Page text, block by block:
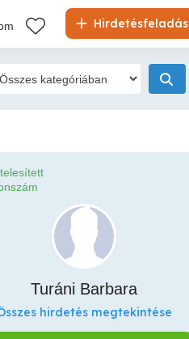
Hirdetésfeladás
Turáni Barbara
hirdetés megtekintése